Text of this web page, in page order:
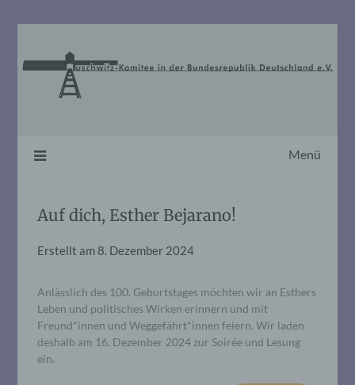
Menü
Auf dich, Esther Bejarano!
Erstellt am8. Dezember 2024
Anlässlich des 100. Geburtstages möchten wir an Esthers
Leben und politisches Wirken erinnern und mit
Freund*innen und Weggefährt*innen feiern. Wir laden
deshalb am 16. Dezember 2024 zur Soirée und Lesung
ein.